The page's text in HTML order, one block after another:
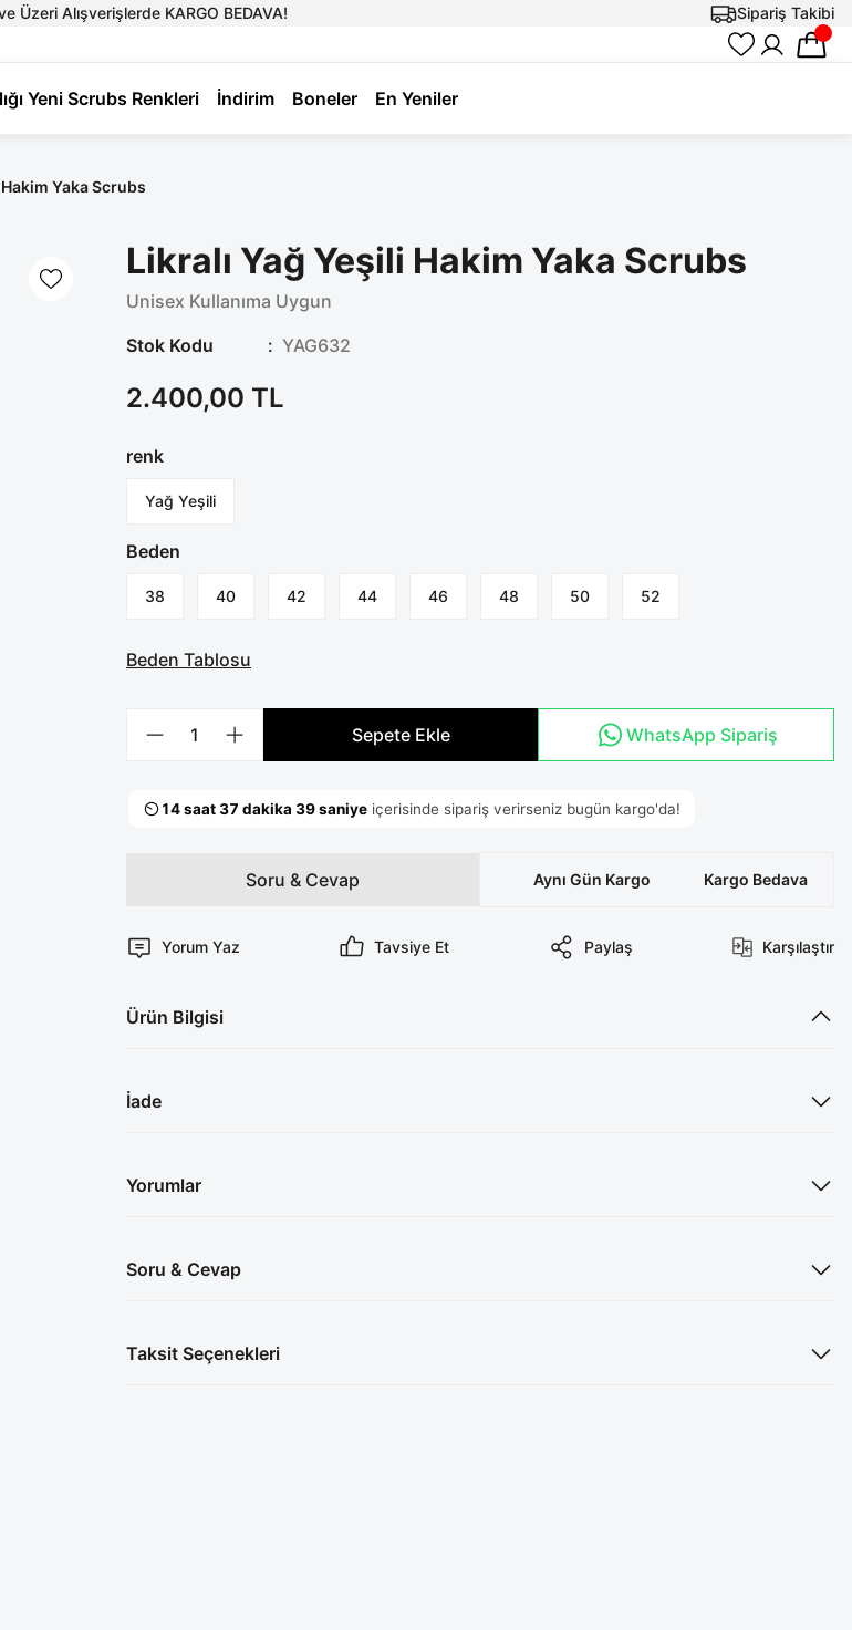
Üzeri Alışverişlerde KARGO BEDAVA! Sipariş Takibi
Yeni Scrubs Renkleri İndirim Boneler En Yeniler
Yaka Scrubs
Likralı Yağ Yeşili Hakim Yaka Scrubs
Unisex Kullanıma Uygun
Stok Kodu
YAG632
2.400,00 TL
renk
Yağ Yeşili
Beden
38 40 42 44 46 48 50 52
Beden Tablosu
Sepete Ekle WhatsApp Sipariş
Soru & Cevap Aynı Gün Kargo Kargo Bedava
Yorum Yaz Tavsiye Et Paylaş Karşılaştır
Ürün Bilgisi
İade
Yorumlar
Soru & Cevap
Taksit Seçenekleri